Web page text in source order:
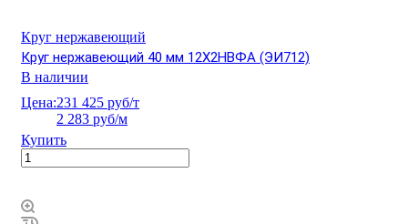
Круг нержавеющий
Круг нержавеющий 40 мм 12Х2НВФА (ЭИ712)
В наличии
Цена:231 425 руб/т
2 283 руб/м
Купить